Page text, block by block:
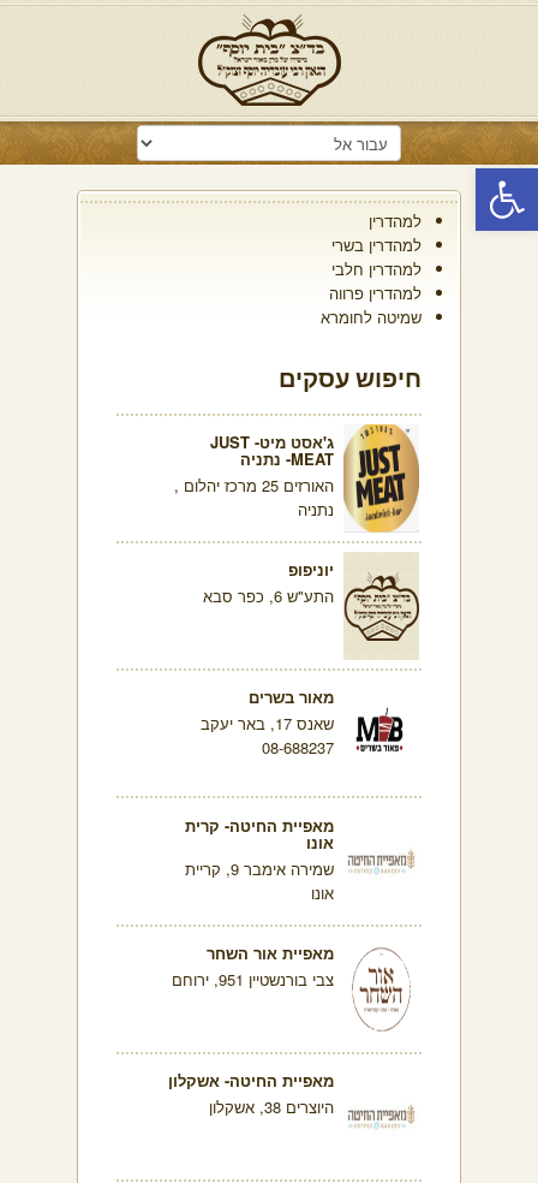
פתח סרגל נגישות
למהדרין
למהדרין בשרי
למהדרין חלבי
למהדרין פרווה
שמיטה לחומרא
חיפוש עסקים
ג'אסט מיט- JUST
MEAT- נתניה
האורזים 25 מרכז יהלום ,
נתניה
יוניפופ
התע"ש 6, כפר סבא
מאור בשרים
שאנס 17, באר יעקב
08-688237
מאפיית החיטה- קרית
אונו
שמירה אימבר 9, קריית
אונו
מאפיית אור השחר
צבי בורנשטיין 951, ירוחם
מאפיית החיטה- אשקלון
היוצרים 38, אשקלון